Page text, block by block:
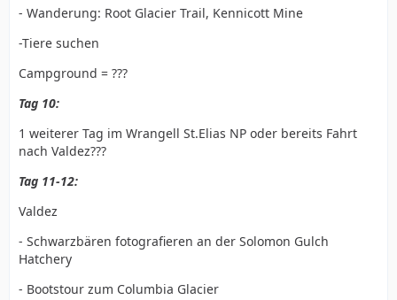
- Wanderung: Root Glacier Trail, Kennicott Mine
-Tiere suchen
Campground = ???
Tag 10:
1 weiterer Tag im Wrangell St.Elias NP oder bereits Fahrt
nach Valdez???
Tag 11-12:
Valdez
- Schwarzbären fotografieren an der Solomon Gulch
Hatchery
- Bootstour zum Columbia Glacier